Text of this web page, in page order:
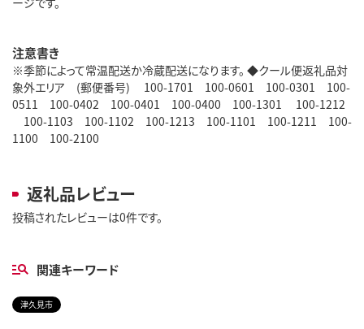
注意書き
※季節によって常温配送か冷蔵配送になります。 ◆クール便返礼品対
象外エリア (郵便番号) 100-1701 100-0601 100-0301 100-
0511 100-0402 100-0401 100-0400 100-1301 100-1212
100-1103 100-1102 100-1213 100-1101 100-1211 100-
1100 100-2100
返礼品レビュー
投稿されたレビューは0件です。
関連キーワード
津久見市